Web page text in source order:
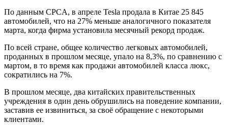
По данным CPCA, в апреле Tesla продала в Китае 25 845
автомобилей, что на 27% меньше аналогичного показателя
марта, когда фирма установила месячный рекорд продаж.
По всей стране, общее количество легковых автомобилей,
проданных в прошлом месяце, упало на 8,3%, по сравнению с
мартом, в то время как продажи автомобилей класса люкс,
сократились на 7%.
В прошлом месяце, два китайских правительственных
учреждения в один день обрушились на поведение компании,
заставив ее извиниться, за своё обращение с некоторыми
клиентами.